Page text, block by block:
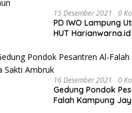
15 Desember 2021 0
PD IWO Lampung
HUT
Tahun
16 Desember 2021 0
Gedung Pondok
Falah Kampung